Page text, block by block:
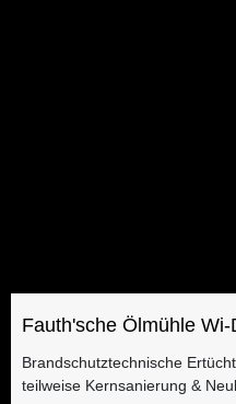
Fauth'sche Ölmühle Wi-
Brandschutztechnische
teilweise Kernsanierung &